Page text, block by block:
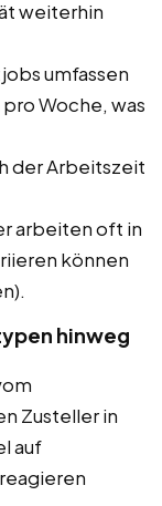
weiterhin
umfassen
Woche, was
der Arbeitszeit
arbeiten oft in
können
hinweg
Zusteller in
auf